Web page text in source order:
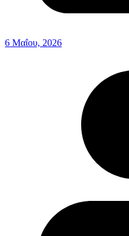
6 Μαΐου, 2026